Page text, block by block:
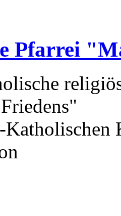
Pfarrei
Katholischen